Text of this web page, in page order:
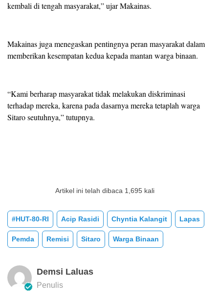
kembali di tengah masyarakat,” ujar Makainas.
Makainas juga menegaskan pentingnya peran masyarakat dalam
memberikan kesempatan kedua kepada mantan warga binaan.
“Kami berharap masyarakat tidak melakukan diskriminasi
terhadap mereka, karena pada dasarnya mereka tetaplah warga
Sitaro seutuhnya,” tutupnya.
Artikel ini telah dibaca 1,695 kali
#HUT-80-RI Acip Rasidi Chyntia Kalangit Lapas
Pemda Remisi Sitaro Warga Binaan
Demsi Laluas
Penulis